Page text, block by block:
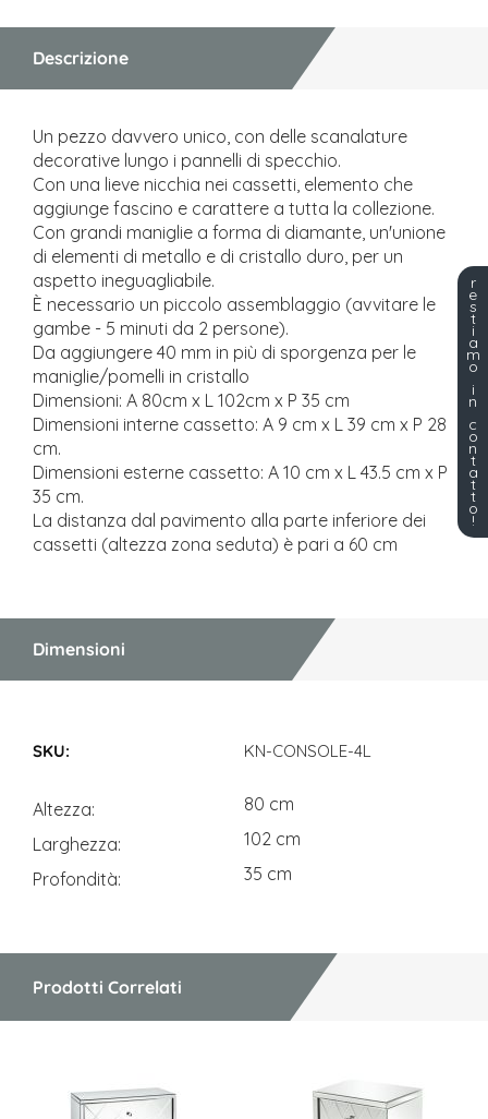
Descrizione
Un pezzo davvero unico, con delle scanalature
decorative lungo i pannelli di specchio.
Con una lieve nicchia nei cassetti, elemento che
aggiunge fascino e carattere a tutta la collezione.
Con grandi maniglie a forma di diamante, un'unione
di elementi di metallo e di cristallo duro, per un
aspetto ineguagliabile.
È necessario un piccolo assemblaggio (avvitare le
gambe - 5 minuti da 2 persone).
Da aggiungere 40 mm in più di sporgenza per le
maniglie/pomelli in cristallo
Dimensioni: A 80cm x L 102cm x P 35 cm
Dimensioni interne cassetto: A 9 cm x L 39 cm x P 28
cm.
Dimensioni esterne cassetto: A 10 cm x L 43.5 cm x P
35 cm.
La distanza dal pavimento alla parte inferiore dei
cassetti (altezza zona seduta) è pari a 60 cm
Dimensioni
KN-CONSOLE-4L
Altezza
80 cm
Larghezza
102 cm
Profondità
35 cm
Prodotti Correlati
r
e
s
t
i
a
m
o
i
n
c
o
n
t
a
t
t
o
!